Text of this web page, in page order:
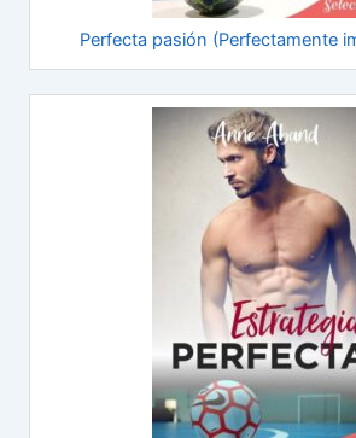
Perfecta pasión (Perfectamente